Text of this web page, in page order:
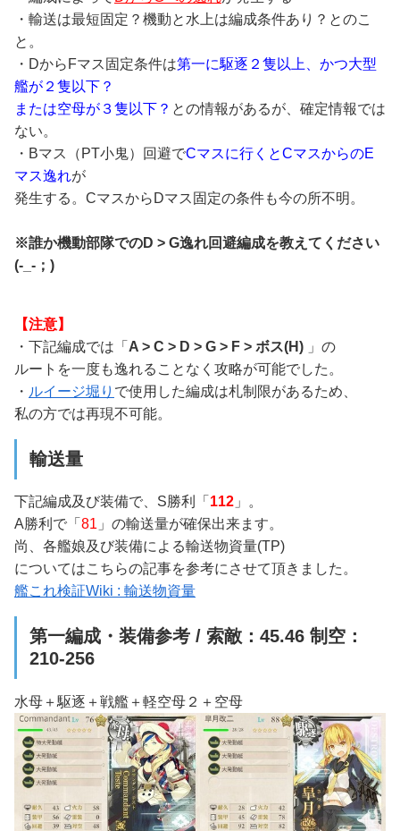
・輸送は最短固定？機動と水上は編成条件あり？とのこ
と。
・DからFマス固定条件は第一に駆逐２隻以上、かつ大型
艦が２隻以下？
または空母が３隻以下？ との情報があるが、確定情報では
ない。
・Bマス（PT小鬼）回避でCマスに行くとCマスからのE
マス逸れが
発生する。CマスからDマス固定の条件も今の所不明。
※誰か機動部隊でのD > G逸れ回避編成を教えてください
(-_-；)
【注意】
・下記編成では「 A > C > D > G > F > ボス(H) 」の
ルートを一度も逸れることなく攻略が可能でした。
・ ルイージ堀り で使用した編成は札制限があるため、
私の方では再現不可能。
輸送量
下記編成及び装備で、S勝利「 112 」。
A勝利で「 81 」の輸送量が確保出来ます。
尚、各艦娘及び装備による輸送物資量(TP)
についてはこちらの記事を参考にさせて頂きました。
艦これ検証Wiki : 輸送物資量
第一編成・装備参考 / 索敵：45.46 制空：
210-256
水母＋駆逐＋戦艦＋軽空母２＋空母